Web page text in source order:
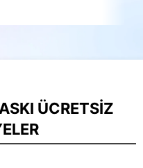
ÜCRETSIZ